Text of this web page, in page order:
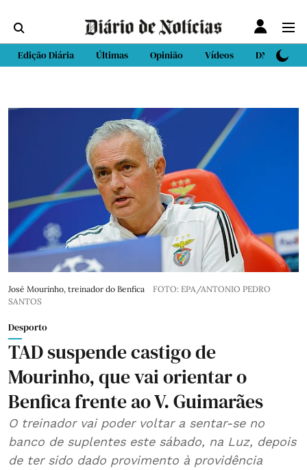
Edição Diária Últimas Opinião Vídeos DN Sport
José Mourinho, treinador do Benfica
FOTO: EPA/ANTONIO PEDRO
SANTOS
Desporto
TAD suspende castigo de
Mourinho, que vai orientar o
Benfica frente ao V. Guimarães
O treinador vai poder voltar a sentar-se no
banco de suplentes este sábado, na Luz, depois
de ter sido dado provimento à providência